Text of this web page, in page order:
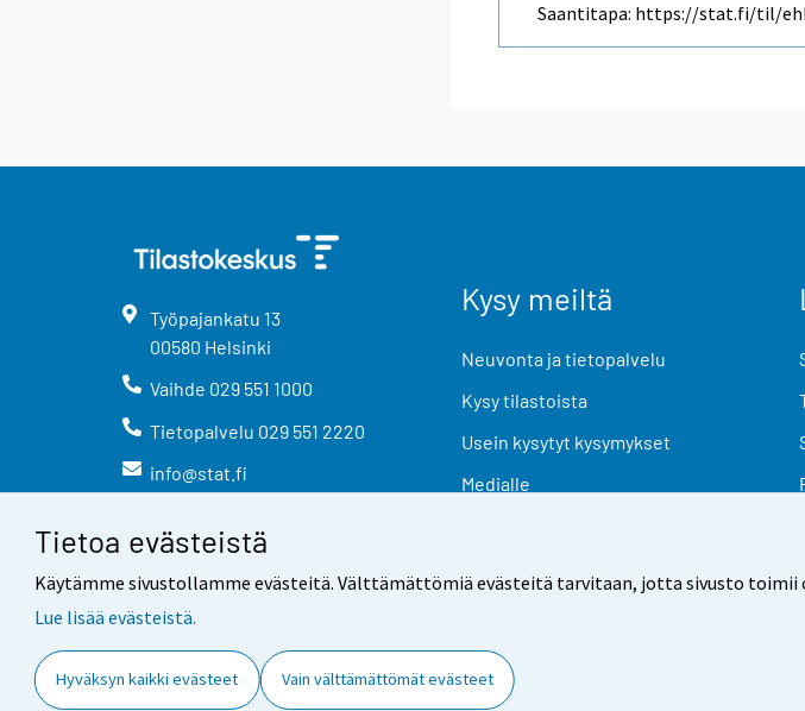
Tietoa evästeistä
Käytämme sivustollamme evästeitä. Välttämättömiä evästeitä tarvitaan, jotta sivusto
Lue lisää evästeistä.
Hyväksyn kaikki evästeet Vain välttämättömät evästeet
Saantitapa: https://stat.fi/til/
Työpajankatu 13
00580 Helsinki
Vaihde 029 551 1000
Tietopalvelu 029 551 2220
info@stat.fi
Kysy meiltä
Neuvonta ja tietopalvelu
Kysy tilastoista
Usein kysytyt kysymykset
Medialle
Yhteystiedot Palaute